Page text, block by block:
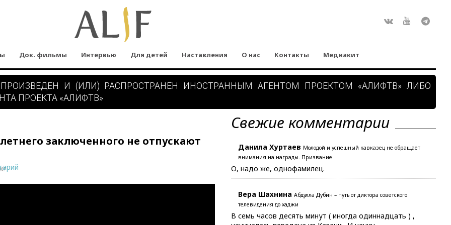
Док. фильмы Интервью Для детей Наставления О нас Контакты Медиакит
И (ИЛИ) РАСПРОСТРАНЕН ИНОСТРАННЫМ АГЕНТОМ ПРОЕКТОМ «АЛИФТВ» ЛИБО
ПРОЕКТА «АЛИФТВ»
заключенного не отпускают
Свежие комментарии
Данила Хуртаев Молодой и успешный кавказец не обращает
внимания на награды. Призвание
О, надо же, однофамилец.
Вера Шахнина Абдулла Дубин – путь от диктора советского
телевидения до хаджи
В семь часов десять минут ( иногда одиннадцать ) ,